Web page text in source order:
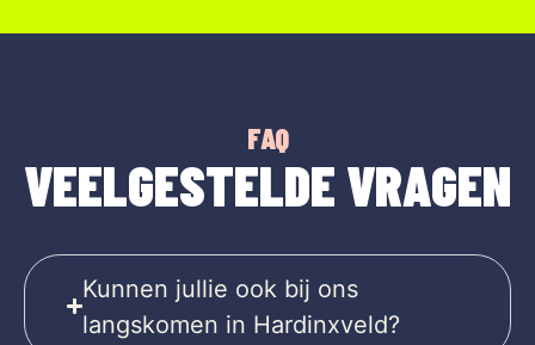
FAQ
VEELGESTELDE VRAGEN
Kunnen jullie ook bij ons
langskomen in Hardinxveld?